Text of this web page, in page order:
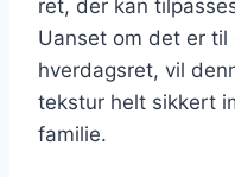
ret, der kan
Uanset om det er
hverdagsret, vil
tekstur helt sikkert
familie.